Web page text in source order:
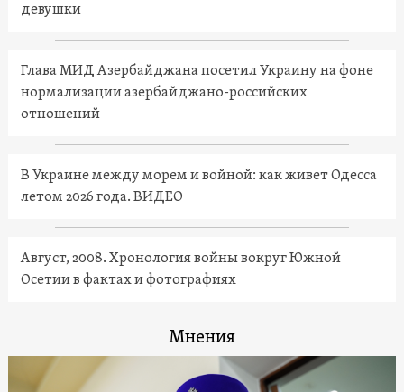
девушки
Глава МИД Азербайджана посетил Украину на фоне
нормализации азербайджано-российских
отношений
В Украине между морем и войной: как живет Одесса
летом 2026 года. ВИДЕО
Август, 2008. Хронология войны вокруг Южной
Осетии в фактах и фотографиях
Мнения